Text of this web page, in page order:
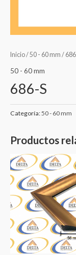
Inicio/50 - 60 mm /
50 - 60 mm
686-S
Categoría:50 - 60 mm
Productos